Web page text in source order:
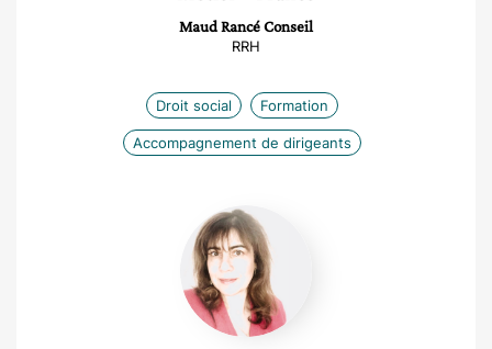
Maud Rancé Conseil
RRH
Droit social Formation
Accompagnement de dirigeants
Agnès
Duroni